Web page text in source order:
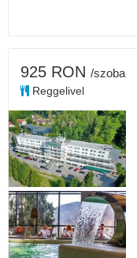
925 RON /szoba
Reggelivel